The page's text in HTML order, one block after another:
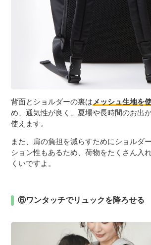
背面とショルダーの裏は メッシュ生地を
め、通気性が良く、夏場や長時間のお出
使えます。
また、肩の負担を減らすためにショルダ
ション性もあるため、荷物をたくさん入
くいですよ。
⑥ワンタッチでリュックを降ろせる